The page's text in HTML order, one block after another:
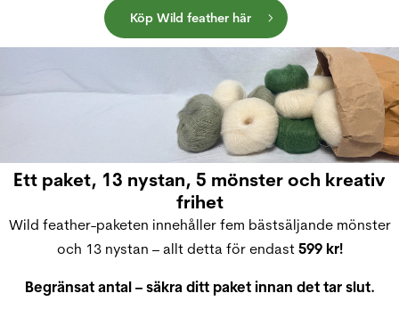
Köp Wild feather här
Ett paket, 13 nystan, 5 mönster och kreativ
frihet
Wild feather-paketen innehåller fem bästsäljande mönster
och 13 nystan – allt detta för endast599 kr!
Begränsat antal – säkra ditt paket innan det tar slut.